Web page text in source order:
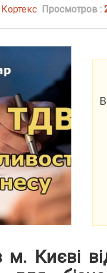
Кортекс Просмотров :
м. Києві